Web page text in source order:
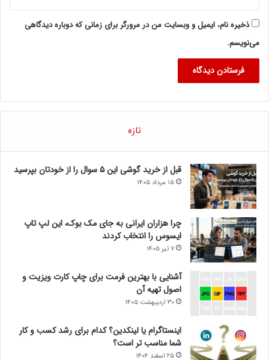
ذخیره نام، ایمیل و وبسایت من در مرورگر برای زمانی که دوباره دیدگاهی
می‌نویسم.
تازه
قبل از خرید گوشی این ۵ سوال را از خودتان بپرسید
۱۵ مرداد ۱۴۰۵
چرا هزاران ایرانی به جای مک بوک، این لپ تاپ
ایسوس را انتخاب کردند
۷ تیر ۱۴۰۵
آشنایی با بهترین فرمت برای چاپ کارت ویزیت و
اصول تهیه آن
۳۰ اردیبهشت ۱۴۰۵
اینستاگرام یا لینکدین؟ کدام برای رشد کسب و کار
شما مناسب تر است؟
۲۵ اسفند ۱۴۰۴